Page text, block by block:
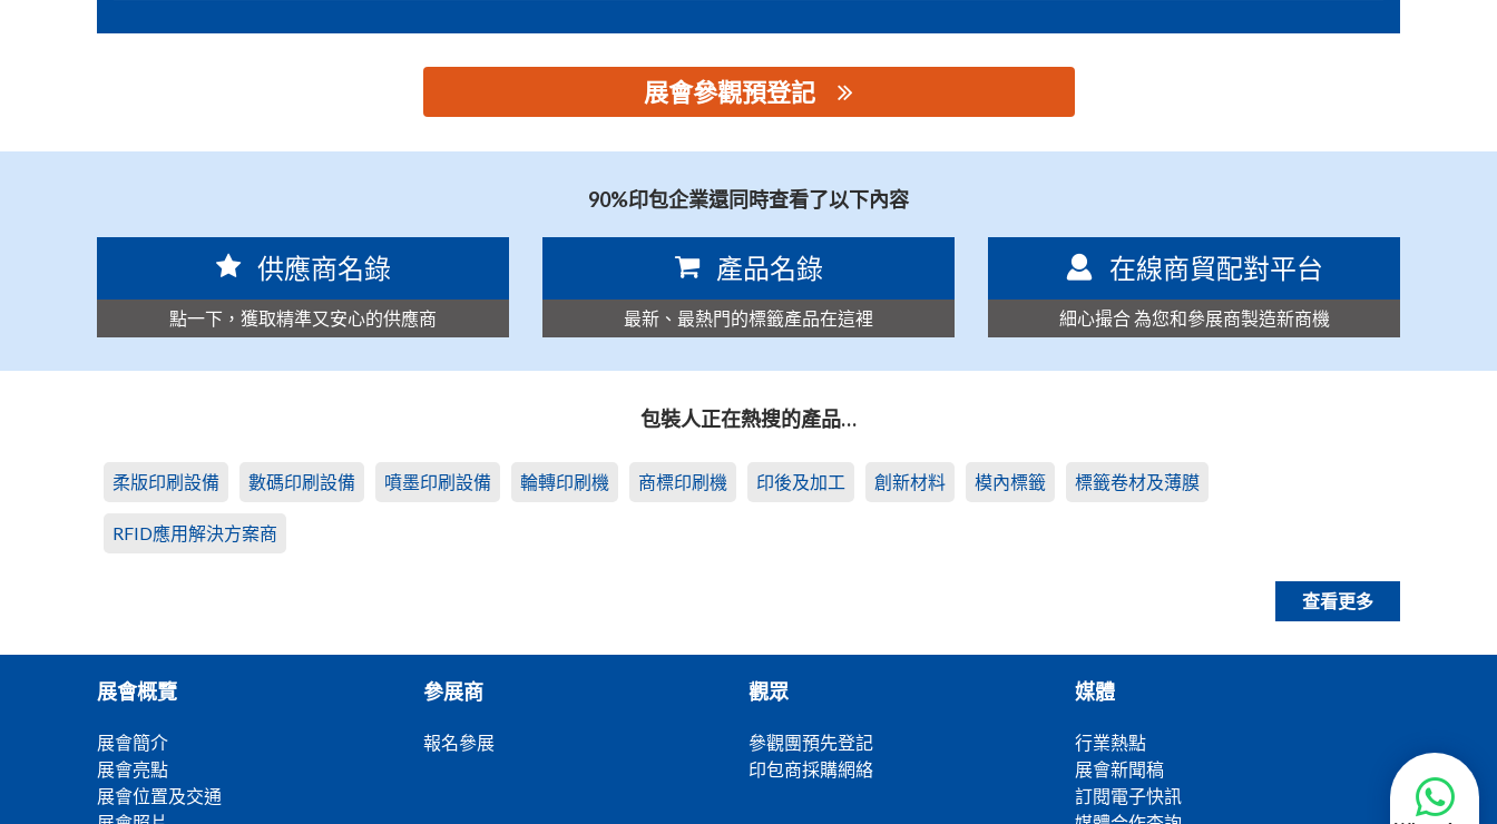
展會參觀預登記
90%印包企業還同時查看了以下內容
供應商名錄
點一下，獲取精準又安心的供應商
產品名錄
最新、最熱門的標籤產品在這裡
在線商貿配對平台
細心撮合 為您和參展商製造新商機
包裝人正在熱搜的產品…
柔版印刷設備 數碼印刷設備 噴墨印刷設備 輪轉印刷機 商標印刷機 印後及加工 創新材料 模內標籤 標籤卷材及薄膜
RFID應用解決方案商
查看更多
展會概覽
展會簡介
展會亮點
展會位置及交通
參展商
報名參展
觀眾
參觀團預先登記
印包商採購網絡
媒體
行業熱點
展會新聞稿
訂閱電子快訊